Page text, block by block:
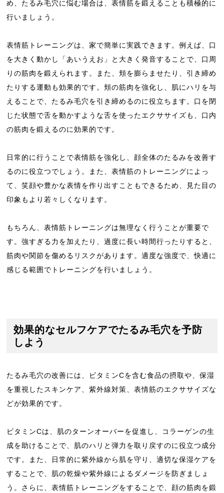
め、たるみ毛穴に悩む場合は、表情筋を鍛えることも積極的に
行いましょう。
表情筋トレーニングは、家で簡単に実践できます。例えば、口
を大きく動かし「あいうえお」と大きく発音することで、口周
りの筋肉を鍛えられます。また、頬を膨らませたり、引き締め
たりする運動も効果的です。頬の筋肉を強化し、肌にハリを与
えることで、たるみ毛穴を引き締めるのに役立ちます。口を閉
じた状態で舌を動かすような舌を使ったエクササイズも、口内
の筋肉を鍛えるのに効果的です。
日常的に行うことで表情筋を強化し、顔全体のたるみを改善す
るのに役立つでしょう。また、表情筋のトレーニングによっ
て、笑顔や豊かな表情を作り出すこともできるため、見た目の
印象もより若々しくなります。
もちろん、表情筋トレーニングは無理なく行うことが重要で
す。強すぎる力を加えたり、過度に長い時間行ったりすると、
筋肉や関節を傷めるリスクがあります。適度な強度で、快適に
感じる範囲でトレーニングを行いましょう。
効果的なセルフケアでたるみ毛穴を予防
しよう
たるみ毛穴の改善には、ビタミンCを含む食品の摂取や、保湿
を重視したスキンケア、紫外線対策、表情筋のエクササイズな
どが効果的です。
ビタミンCは、肌のターンオーバーを促進し、コラーゲンの生
成を助けることで、肌のハリと弾力を取り戻すのに役立つ成分
です。また、日常的に紫外線から肌を守り、適切な保湿ケアを
することで、肌の乾燥や紫外線によるダメージを防ぎましょ
う。さらに、表情筋トレーニングをすることで、顔の筋肉を鍛